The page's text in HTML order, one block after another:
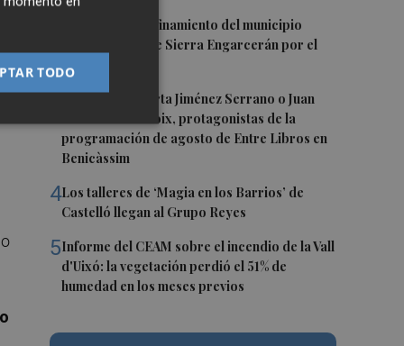
Levantan el confinamiento del municipio
castellonense de Sierra Engarcerán por el
incendio
3 Juan Tallón, Marta Jiménez Serrano o Juan
Evaristo Valls Boix, protagonistas de la
programación de agosto de Entre Libros en
Benicàssim
4Los talleres de ‘Magia en los Barrios’ de
Castelló llegan al Grupo Reyes
5Informe del CEAM sobre el incendio de la Vall
d'Uixó: la vegetación perdió el 51% de
humedad en los meses previos
TODO